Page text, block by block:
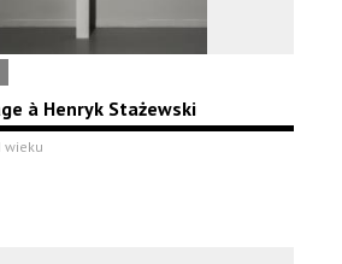
à Henryk Stażewski
wieku